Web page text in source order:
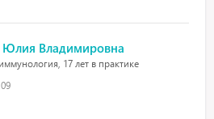
Владимировна
17 лет в практике